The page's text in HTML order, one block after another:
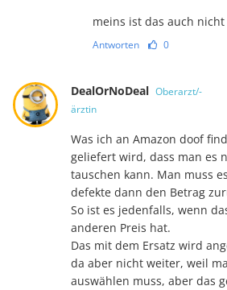
meins ist das auch
Antworten 0
DealOrNoDeal Oberarzt/-
ärztin
Was ich an Amazon doof
geliefert wird, dass man es
tauschen kann. Man muss
defekte dann den Betrag
So ist es jedenfalls, wenn
anderen Preis hat.
Das mit dem Ersatz wird
da aber nicht weiter, weil
auswählen muss, aber das